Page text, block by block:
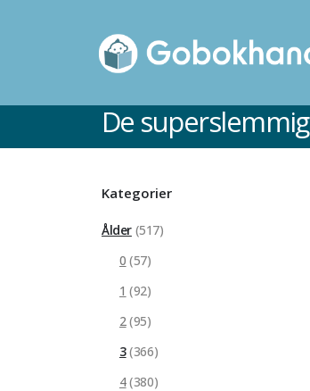
De
Kategorier
Ålder (517)
0 (57)
1 (92)
2(95)
3(366)
4(380)